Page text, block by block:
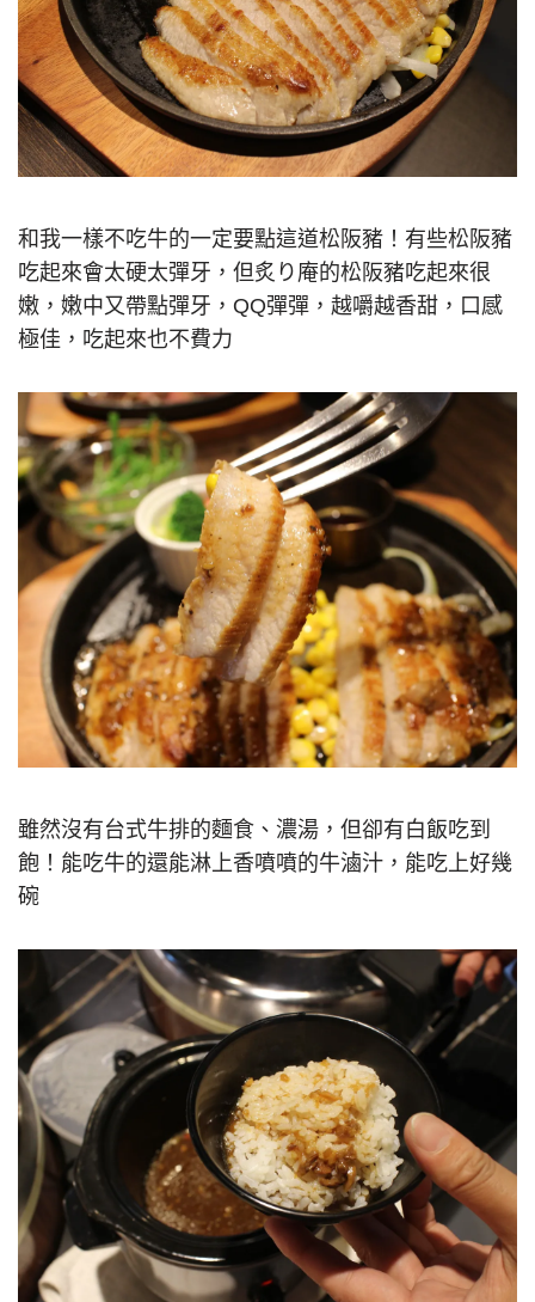
和我一樣不吃牛的一定要點這道松阪豬！有些松阪豬
吃起來會太硬太彈牙，但炙り庵的松阪豬吃起來很
嫩，嫩中又帶點彈牙，QQ彈彈，越嚼越香甜，口感
極佳，吃起來也不費力
雖然沒有台式牛排的麵食、濃湯，但卻有白飯吃到
飽！能吃牛的還能淋上香噴噴的牛滷汁，能吃上好幾
碗